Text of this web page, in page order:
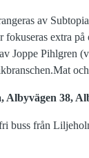
av
fokuseras extra
Joppe Pihlgren
Albyvägen 38,
buss från